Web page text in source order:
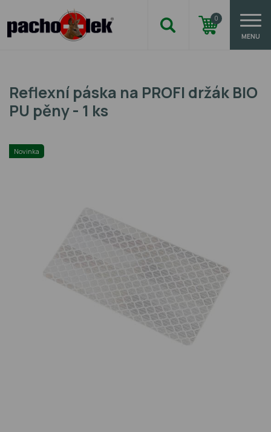
0
MENU
Reflexní páska na PROFI držák BIO
PU pěny - 1 ks
Novinka